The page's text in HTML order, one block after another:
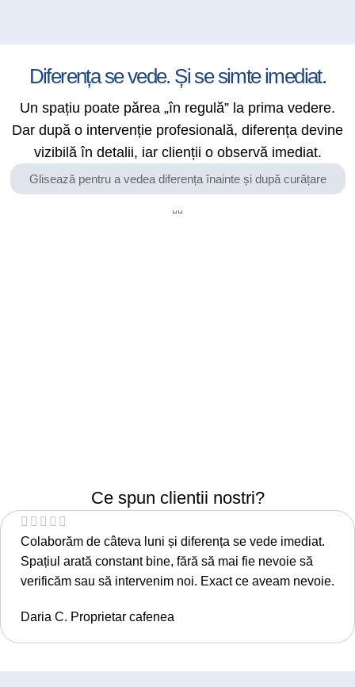
Diferența se vede. Și se simte imediat.
Un spațiu poate părea „în regulă” la prima vedere.
Dar după o intervenție profesională, diferența devine
vizibilă în detalii, iar clienții o observă imediat.
Glisează pentru a vedea diferența înainte și după curățare
Ce spun clientii nostri?
Colaborăm de câteva luni și diferența se vede imediat.
Spațiul arată constant bine, fără să mai fie nevoie să
verificăm sau să intervenim noi. Exact ce aveam nevoie.
Daria C. Proprietar cafenea